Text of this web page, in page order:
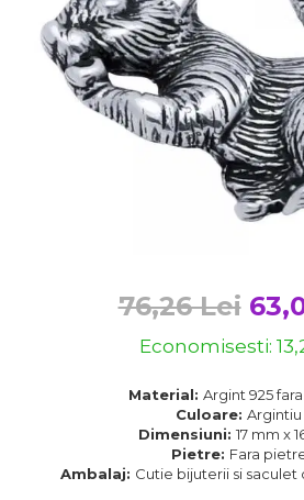
semipretioase
Bijuterii argint placat cu aur
Bijuterii argint cu diverse
materiale
Bijuterii argint cu murano
Bijuterii de Lux
Bijuterii gotice si rock
Bijuterii Handmade
Bijuterii fantezie
Casete si cutii de bijuterii
Solutii si lavete de curatare
76,26 Lei
Economisesti:
Material: Argint 925
Culoare: Argintiu
Dimensiuni: 17 mm x
Pietre: Fara
Ambalaj: Cutie bijuterii si saculet